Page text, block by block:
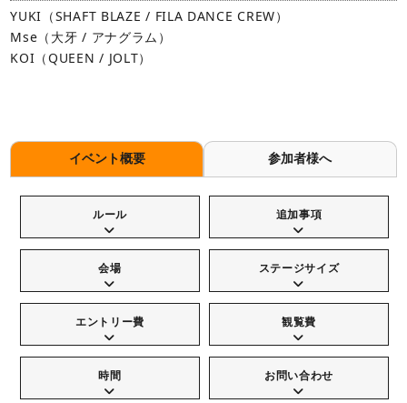
YUKI（SHAFT BLAZE / FILA DANCE CREW）
Mse（大牙 / アナグラム）
KOI（QUEEN / JOLT）
イベント概要 参加者様へ
ルール 追加事項
会場 ステージサイズ
エントリー費 観覧費
時間 お問い合わせ